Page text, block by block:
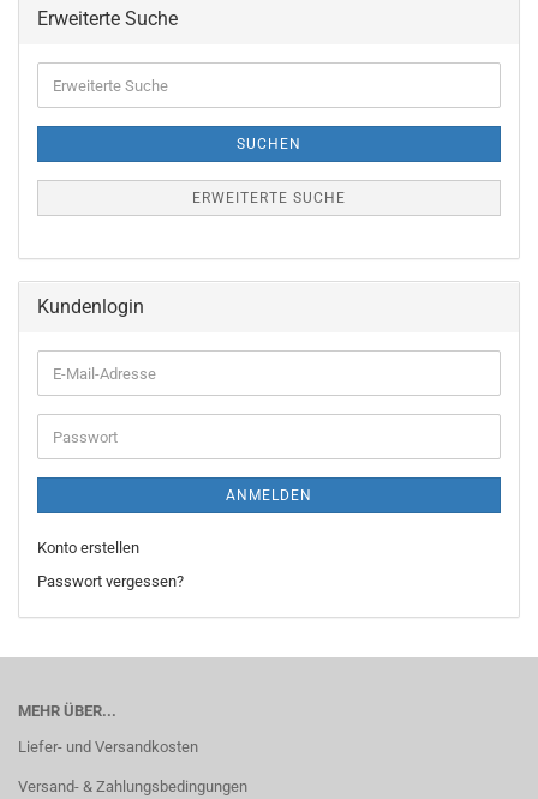
Erweiterte Suche
Suche
SUCHEN
ERWEITERTE SUCHE
Kundenlogin
E-
Mail-
Adresse
Passwort
ANMELDEN
Konto erstellen
Passwort vergessen?
MEHR ÜBER...
Liefer- und Versandkosten
Versand- & Zahlungsbedingungen